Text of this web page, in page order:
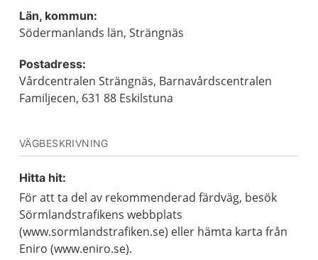
Län, kommun:
Södermanlands län, Strängnäs
Postadress:
Vårdcentralen Strängnäs, Barnavårdscentralen
Familjecen, 631 88 Eskilstuna
VÄGBESKRIVNING
Hitta hit:
För att ta del av rekommenderad färdväg, besök
Sörmlandstrafikens webbplats
(www.sormlandstrafiken.se) eller hämta karta från
Eniro (www.eniro.se).